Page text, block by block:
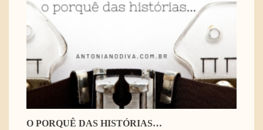
O PORQUÊ DAS HISTÓRIAS…